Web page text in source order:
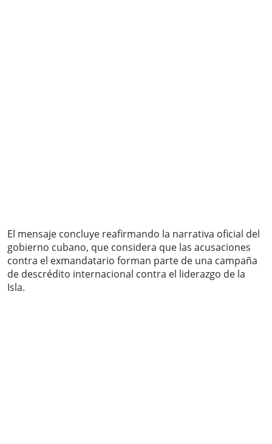
El mensaje concluye reafirmando la narrativa oficial del
gobierno cubano, que considera que las acusaciones
contra el exmandatario forman parte de una campaña
de descrédito internacional contra el liderazgo de la
Isla.